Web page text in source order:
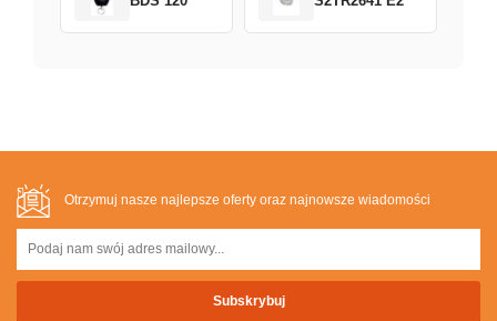
Otrzymuj nasze najlepsze oferty oraz najnowsze wiadomości